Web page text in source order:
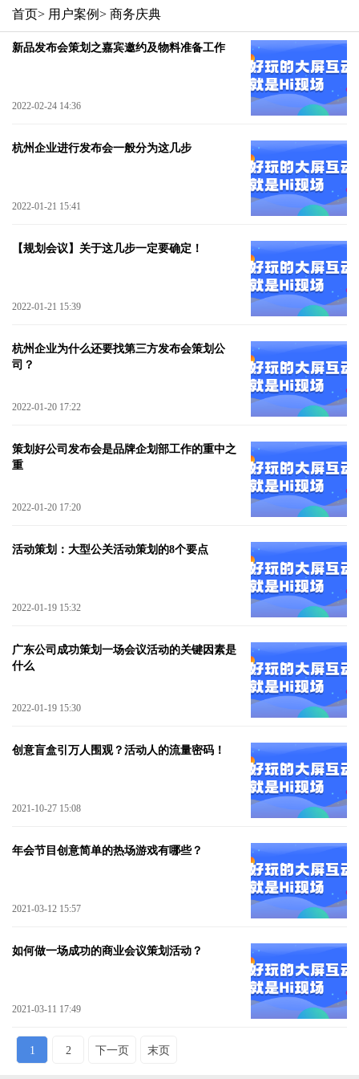
首页> 用户案例> 商务庆典
新品发布会策划之嘉宾邀约及物料准备工作
2022-02-24 14:36
杭州企业进行发布会一般分为这几步
2022-01-21 15:41
【规划会议】关于这几步一定要确定！
2022-01-21 15:39
杭州企业为什么还要找第三方发布会策划公
司？
2022-01-20 17:22
策划好公司发布会是品牌企划部工作的重中之
重
2022-01-20 17:20
活动策划：大型公关活动策划的8个要点
2022-01-19 15:32
广东公司成功策划一场会议活动的关键因素是
什么
2022-01-19 15:30
创意盲盒引万人围观？活动人的流量密码！
2021-10-27 15:08
年会节目创意简单的热场游戏有哪些？
2021-03-12 15:57
如何做一场成功的商业会议策划活动？
2021-03-11 17:49
1 2 下一页 末页